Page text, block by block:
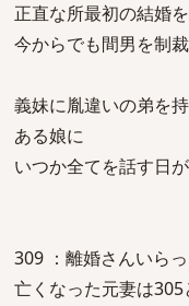
正直な所最初の結婚
今からでも間男を制裁
義妹に胤違いの弟を
ある娘に
いつか全てを話す日
309 ：離婚さんいら
亡くなった元妻は